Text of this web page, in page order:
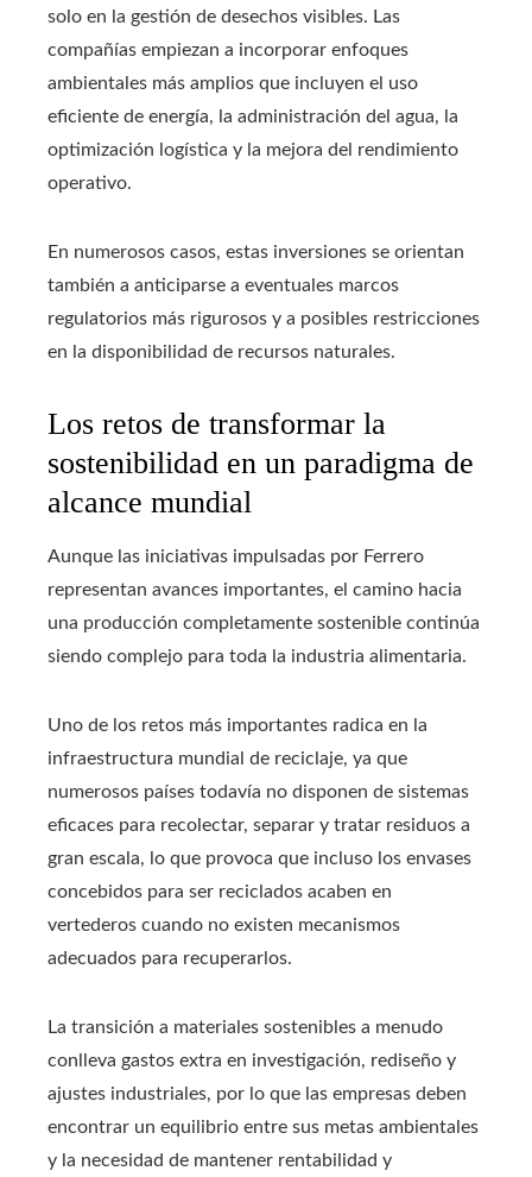
solo en la gestión de desechos visibles. Las
compañías empiezan a incorporar enfoques
ambientales más amplios que incluyen el uso
eficiente de energía, la administración del agua, la
optimización logística y la mejora del rendimiento
operativo.
En numerosos casos, estas inversiones se orientan
también a anticiparse a eventuales marcos
regulatorios más rigurosos y a posibles restricciones
en la disponibilidad de recursos naturales.
Los retos de transformar la
sostenibilidad en un paradigma de
alcance mundial
Aunque las iniciativas impulsadas por Ferrero
representan avances importantes, el camino hacia
una producción completamente sostenible continúa
siendo complejo para toda la industria alimentaria.
Uno de los retos más importantes radica en la
infraestructura mundial de reciclaje, ya que
numerosos países todavía no disponen de sistemas
eficaces para recolectar, separar y tratar residuos a
gran escala, lo que provoca que incluso los envases
concebidos para ser reciclados acaben en
vertederos cuando no existen mecanismos
adecuados para recuperarlos.
La transición a materiales sostenibles a menudo
conlleva gastos extra en investigación, rediseño y
ajustes industriales, por lo que las empresas deben
encontrar un equilibrio entre sus metas ambientales
y la necesidad de mantener rentabilidad y